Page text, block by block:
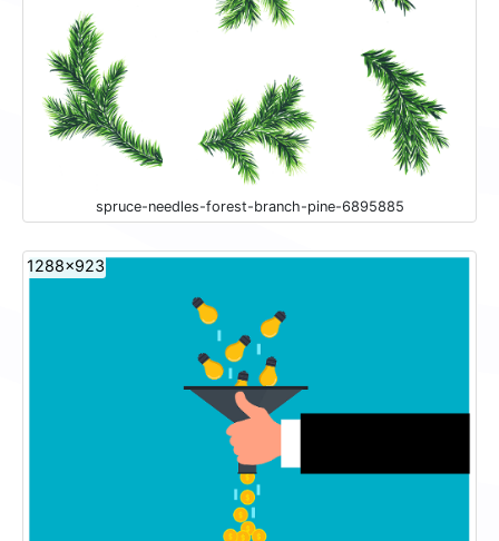
spruce-needles-forest-branch-pine-6895885
1288x923